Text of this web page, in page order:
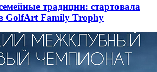
традиции: стартовала
GolfArt Family Trophy